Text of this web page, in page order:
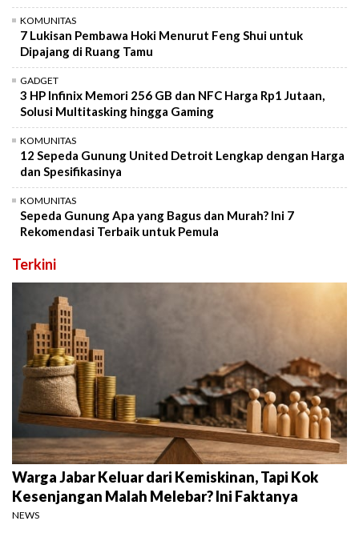
KOMUNITAS
7 Lukisan Pembawa Hoki Menurut Feng Shui untuk
Dipajang di Ruang Tamu
GADGET
3 HP Infinix Memori 256 GB dan NFC Harga Rp1 Jutaan,
Solusi Multitasking hingga Gaming
KOMUNITAS
12 Sepeda Gunung United Detroit Lengkap dengan Harga
dan Spesifikasinya
KOMUNITAS
Sepeda Gunung Apa yang Bagus dan Murah? Ini 7
Rekomendasi Terbaik untuk Pemula
Terkini
Warga Jabar Keluar dari Kemiskinan, Tapi Kok
Kesenjangan Malah Melebar? Ini Faktanya
NEWS